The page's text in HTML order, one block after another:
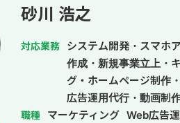
SNSマーケティングに従事。 ▼2024年12月 RaaS合同会社を設立。 ・外部顧
問：歯医者の元 院長先生 ・CTO：ベ
SNS運用の戦略設計から実運
設計力、PoC検証を前提とし
う実行力。
砂川 浩之
対応業務
システム開発・スマホ
作成・新規事業立上・
グ・ホームページ制作
広告運用代行・動画制
職種 マーケティング Web広告